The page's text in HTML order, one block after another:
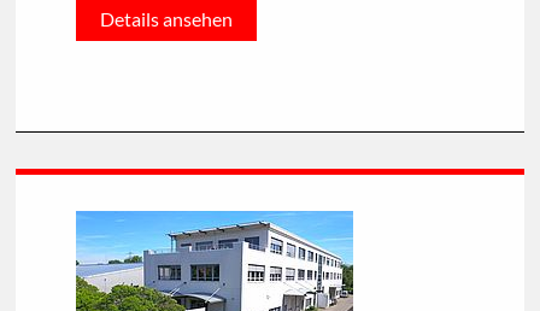
Details ansehen